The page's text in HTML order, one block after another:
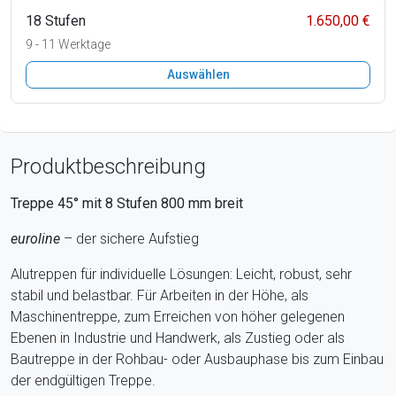
18 Stufen 1.650,00 €
9 - 11 Werktage
Auswählen
Produktbeschreibung
Treppe 45° mit 8 Stufen 800 mm breit
euroline – der sichere Aufstieg
Alutreppen für individuelle Lösungen: Leicht, robust, sehr
stabil und belastbar. Für Arbeiten in der Höhe, als
Maschinentreppe, zum Erreichen von höher gelegenen
Ebenen in Industrie und Handwerk, als Zustieg oder als
Bautreppe in der Rohbau- oder Ausbauphase bis zum Einbau
der endgültigen Treppe.